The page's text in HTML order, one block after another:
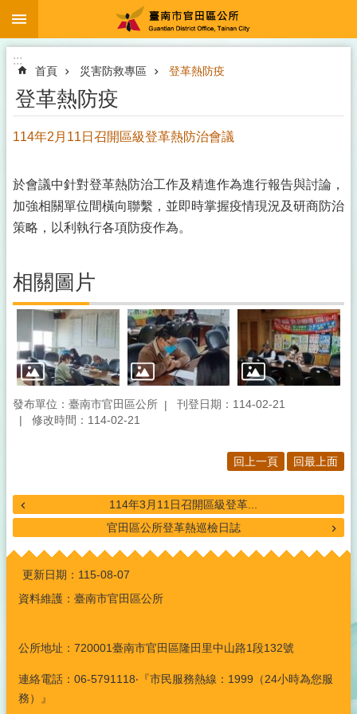
跳到主要內容區塊
:::
首頁 災害防救專區 登革熱防疫
登革熱防疫
114年2月11日召開區級登革熱防治會議
於會議中針對登革熱防治工作及精進作為進行報告與討論，
加強相關單位間橫向聯繫，並即時掌握疫情現況及研商防治
策略，以利執行各項防疫作為。
相關圖片
發布單位：臺南市官田區公所
刊登日期：114-02-21
修改時間：114-02-21
回上一頁 回最上面
114年3月11日召開區級登革...
官田區公所登革熱巡檢日誌
:::
更新日期： 115-08-07
資料維護：臺南市官田區公所
公所地址：720001臺南市官田區隆田里中山路1段132號
連絡電話：06-5791118‧『市民服務熱線：1999（24小時為您服
務）』